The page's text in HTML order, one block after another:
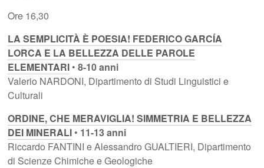
Ore 16,30
LA SEMPLICITÀ È POESIA! FEDERICO GARCÍA
LORCA E LA BELLEZZA DELLE PAROLE
ELEMENTARI •8-10 anni
Valerio NARDONI, Dipartimento di Studi Linguistici e
Culturali
ORDINE, CHE MERAVIGLIA! SIMMETRIA E BELLEZZA
DEI MINERALI • 11-13 anni
Riccardo FANTINI e Alessandro GUALTIERI, Dipartimento
di Scienze Chimiche e Geologiche